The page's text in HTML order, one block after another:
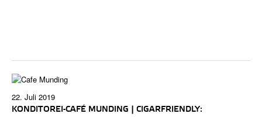
22. Juli 2019
KONDITOREI-CAFÉ MUNDING | CIGARFRIENDLY: